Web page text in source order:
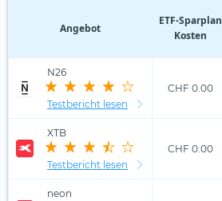
Angebot
ETF‑Sparplan
Kosten
N26
Testbericht lesen
CHF 0.00
XTB
Testbericht lesen
CHF 0.00
neon